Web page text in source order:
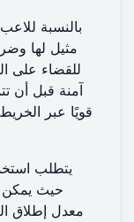
بالنسبة
مثيل لها
للقضاء على
آمنة قبل أن
قويًا عبر
يتطلب
حيث يمكن
معدل إطلاق